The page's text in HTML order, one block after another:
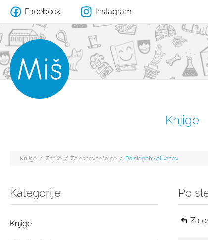
Facebook Instagram
Knjige
Knjige / Zbirke / Za osnovnošolce / Po sledeh velikanov
Kategorije
Knjige
Po
Za